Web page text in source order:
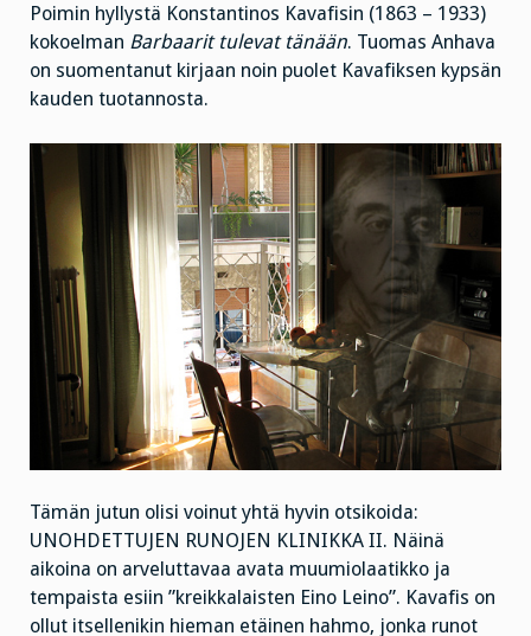
Poimin hyllystä Konstantinos Kavafisin (1863 – 1933)
kokoelman Barbaarit tulevat tänään. Tuomas Anhava
on suomentanut kirjaan noin puolet Kavafiksen kypsän
kauden tuotannosta.
Tämän jutun olisi voinut yhtä hyvin otsikoida:
UNOHDETTUJEN RUNOJEN KLINIKKA II. Näinä
aikoina on arveluttavaa avata muumiolaatikko ja
tempaista esiin ”kreikkalaisten Eino Leino”. Kavafis on
ollut itsellenikin hieman etäinen hahmo, jonka runot